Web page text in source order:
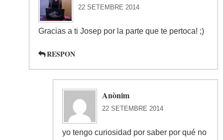
22 SETEMBRE 2014
Gracias a ti Josep por la parte que te pertoca! ;)
RESPON
Anònim
22 SETEMBRE 2014
yo tengo curiosidad por saber por qué no